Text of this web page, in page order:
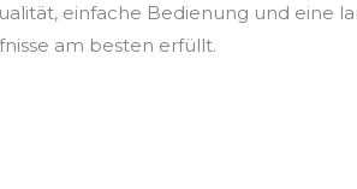
einfache Bedienung und eine
am besten erfüllt.